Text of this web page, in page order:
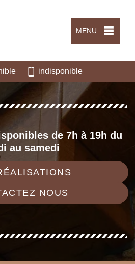
MENU
indisponible
de 7h à 19h du
au samedi
NOUS